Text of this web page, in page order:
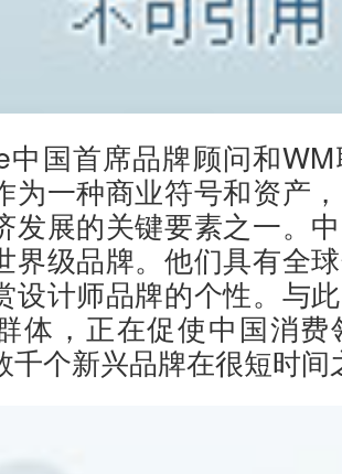
中国首席品牌顾问和
为一种商业符号和资产
发展的关键要素之一。
界级品牌。他们具有全
设计师品牌的个性。与
体，正在促使中国消
千个新兴品牌在很短时间